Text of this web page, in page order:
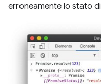
erroneamente lo stato di